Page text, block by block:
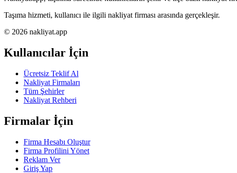
Taşıma hizmeti, kullanıcı ile ilgili nakliyat firması arasında gerçekleşir.
© 2026 nakliyat.app
Kullanıcılar İçin
Ücretsiz Teklif Al
Nakliyat Firmaları
Tüm Şehirler
Nakliyat Rehberi
Firmalar İçin
Firma Hesabı Oluştur
Firma Profilini Yönet
Reklam Ver
Giriş Yap